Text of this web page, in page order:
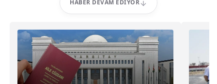
HABER DEVAM EDIYOR